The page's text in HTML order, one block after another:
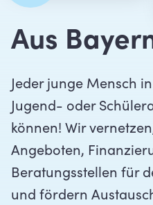
Aus
Jeder junge Mensch
Jugend- oder
können! Wir
Angeboten,
Beratungsstellen für
und fördern